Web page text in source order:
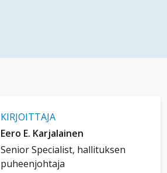
KIRJOITTAJA
Eero E. Karjalainen
Senior Specialist, hallituksen
puheenjohtaja